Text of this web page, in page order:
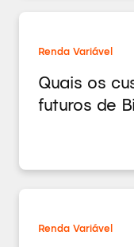
Renda Variável
Quais os
futuros de
Renda Variável